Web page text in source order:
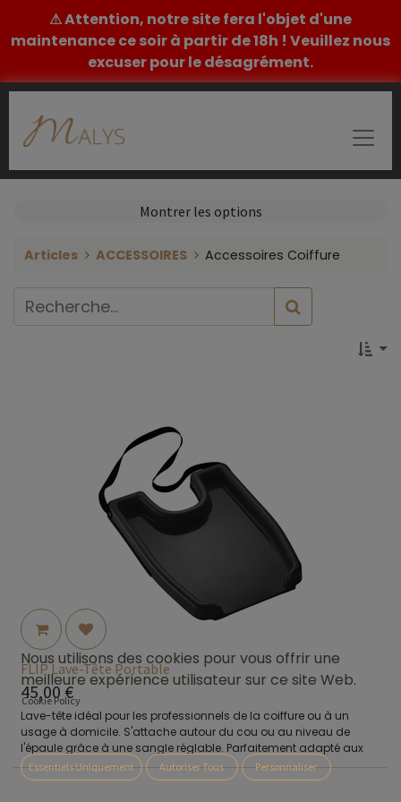
⚠ Attention, notre site fera l'objet d'une
maintenance ce soir à partir de 18h ! Veuillez nous
excuser pour le désagrément.
Montrer les options
Articles ACCESSOIRES Accessoires Coiffure
FLIP Lave-Tête Portable
45,00€
Lave-tête idéal pour les professionnels de la coiffure ou à un
usage à domicile. S'attache autour du cou ou au niveau de
l'épaule grâce à une sangle réglable. Parfaitement adapté aux
personnes en fauteuil roulant. Disponible en 3 coloris : Noir, Gris ou
Rose
Nous utilisons des cookies pour vous offrir une
meilleure expérience utilisateur sur ce site Web.
Cookie Policy
Essentiels Uniquement Autoriser Tous Personnaliser